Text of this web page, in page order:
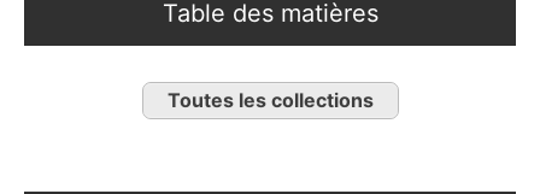
Table des matières
Toutes les collections